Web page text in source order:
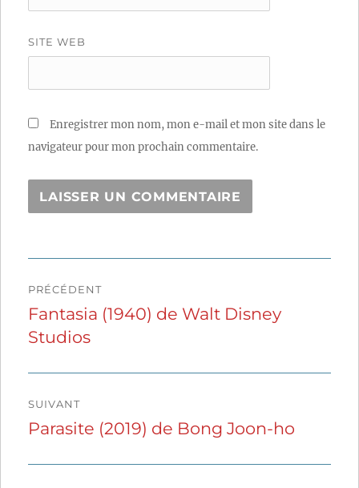
SITE WEB
Enregistrer mon nom, mon e-mail et mon site dans le
navigateur pour mon prochain commentaire.
de
l’article
PRÉCÉDENT
Publication
précédente :
Fantasia (1940) de Walt Disney
Studios
SUIVANT
Publication
Parasite (2019) de Bong Joon-ho